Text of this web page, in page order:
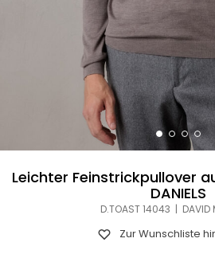
Leichter Feinstrickpullover
DANIELS
D.TOAST 14043 | DAVID
Zur Wunschliste